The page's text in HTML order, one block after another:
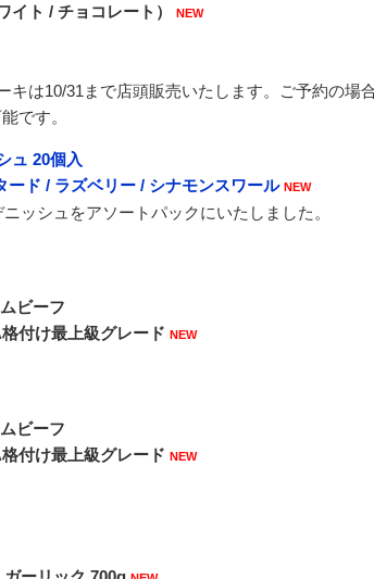
イト / チョコレート）
NEW
は10/31まで店頭販売いたします。ご予約の場合
です。
ュ 20個入
ード / ラズベリー / シナモンスワール NEW
ッシュをアソートパックにいたしました。
ビーフ
付け最上級グレード NEW
ビーフ
付け最上級グレード NEW